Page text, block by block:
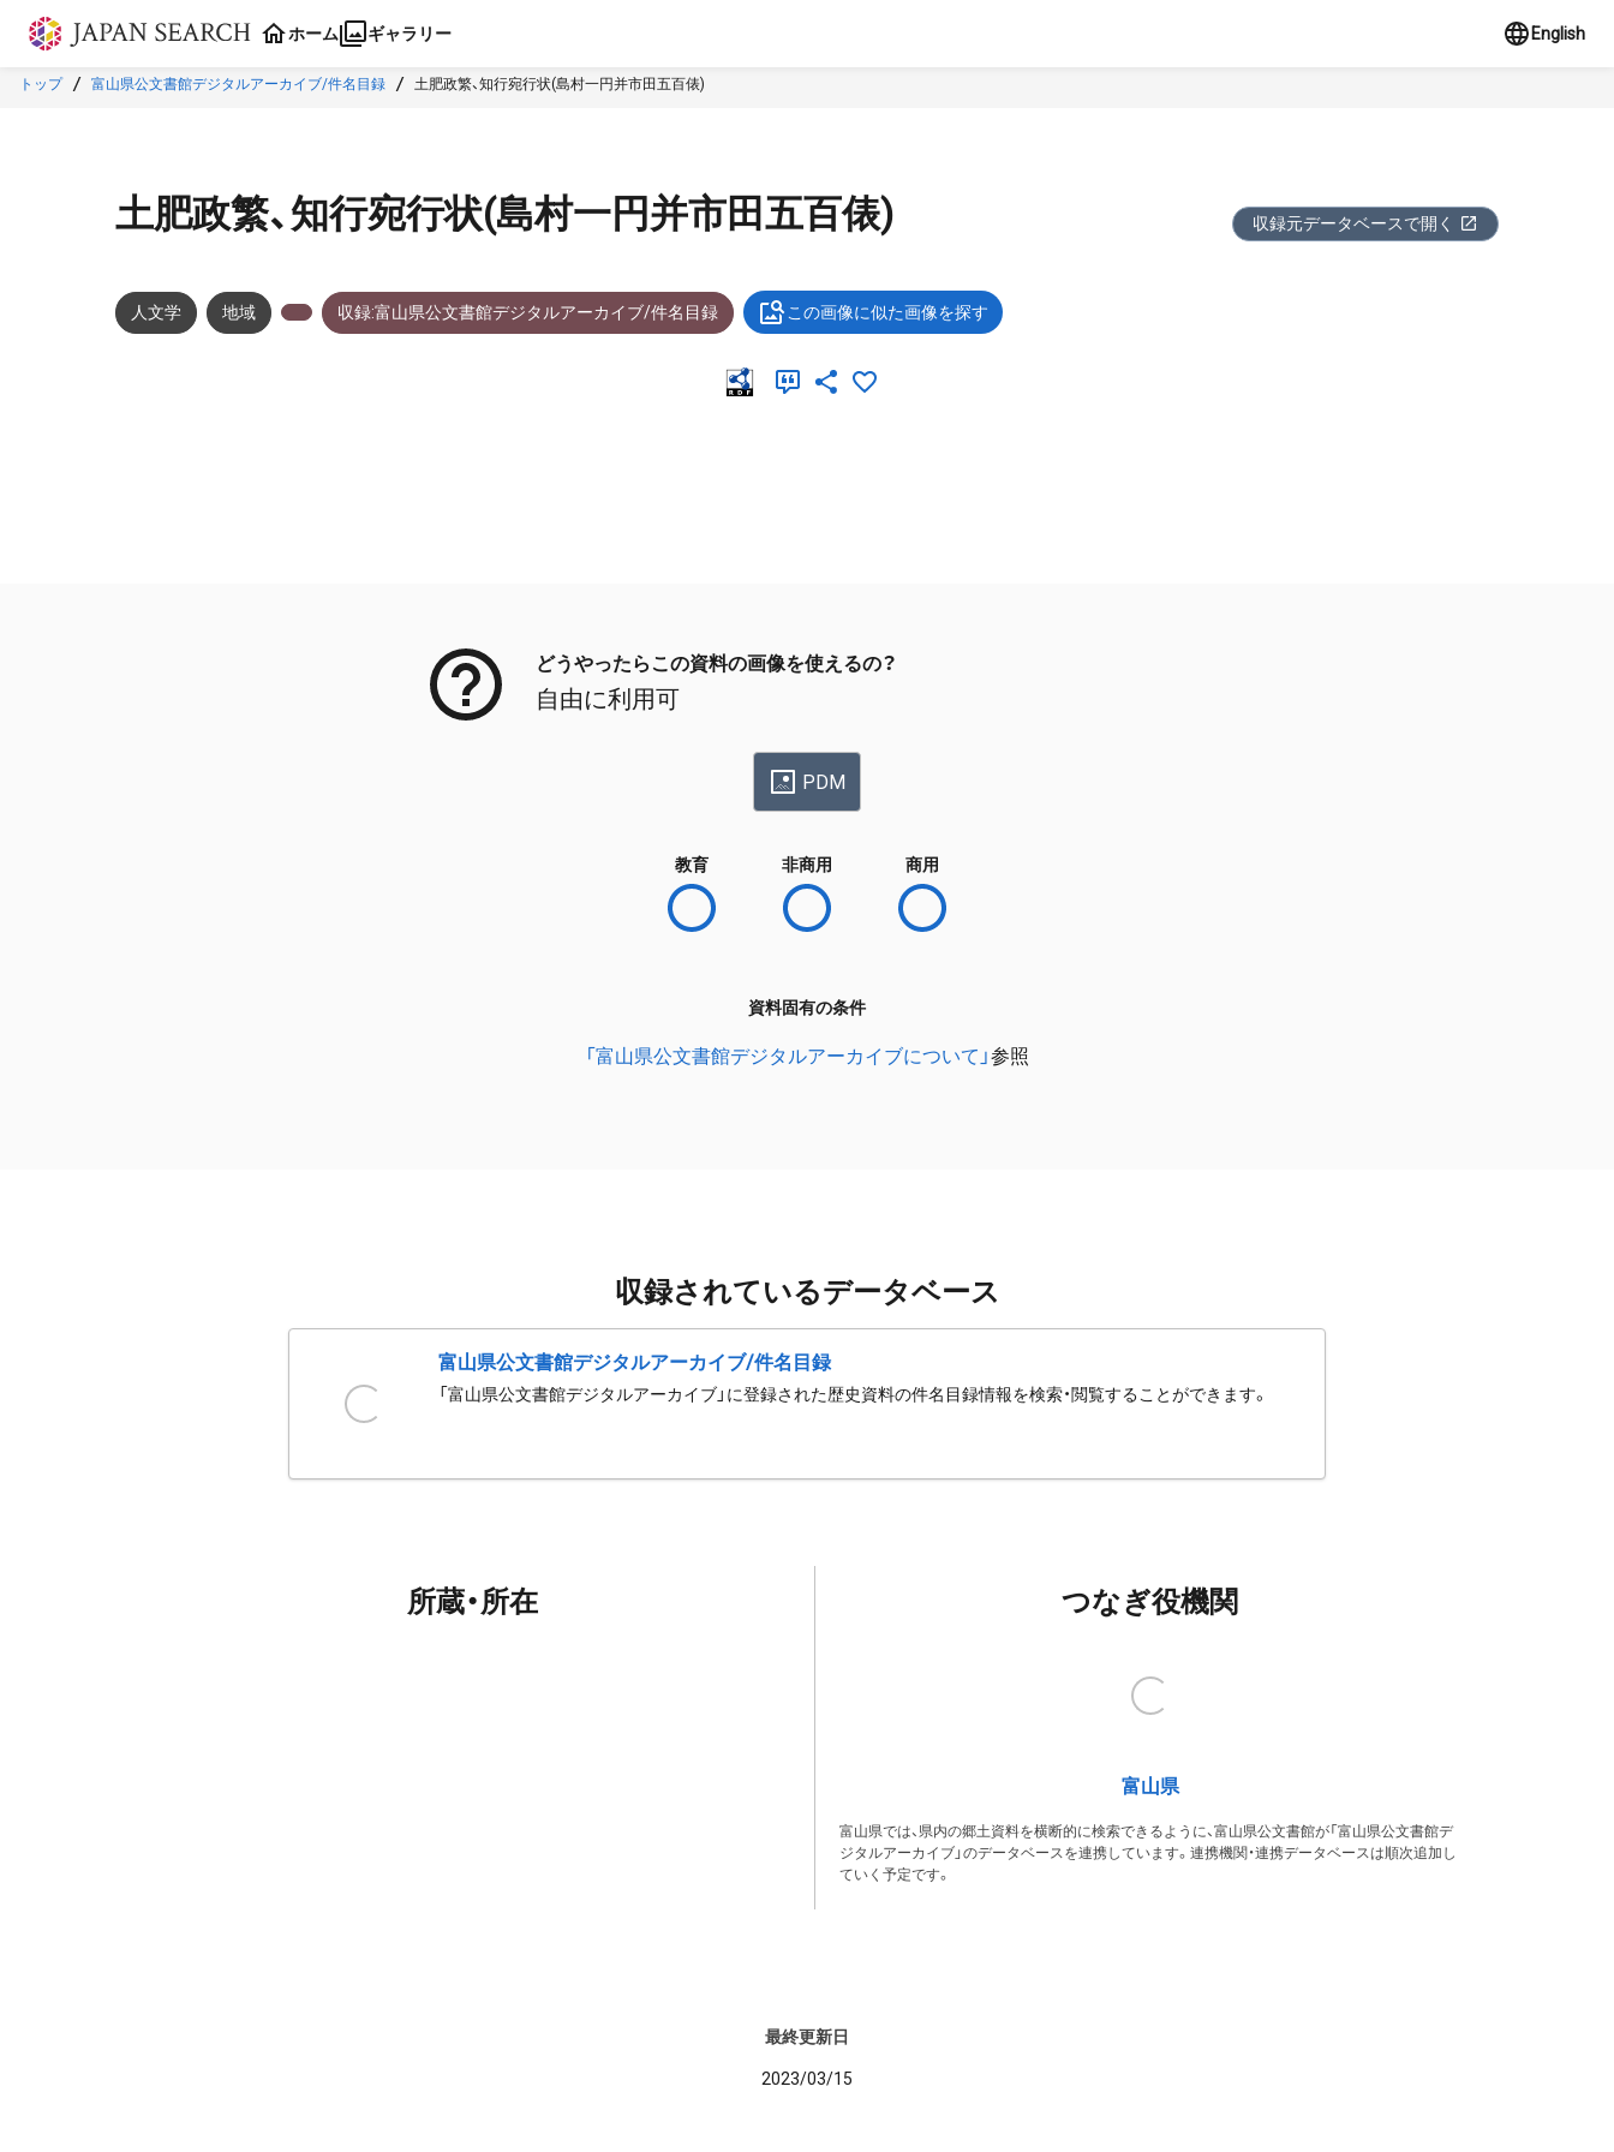
本文に飛ぶ
ホーム ギャラリー English
トップ 富山県公文書館デジタルアーカイブ/件名目録 土肥政繁、知行宛行状(島村一円并市田五百俵)
土肥政繁、知行宛行状(島村一円并市田五百俵) 収録元データベースで開く
人文学 地域 収録:富山県公文書館デジタルアーカイブ/件名目録 この画像に似た画像を探す
どうやったらこの資料の画像を使えるの？
自由に利用可
PDM
教育 非商用 商用
資料固有の条件
「富山県公文書館デジタルアーカイブについて」参照
収録されているデータベース
富山県公文書館デジタルアーカイブ/件名目録
「富山県公文書館デジタルアーカイブ」に登録された歴史資料の件名目録情報を検索・閲覧することができます。
所蔵・所在 つなぎ役機関
富山県
富山県では、県内の郷土資料を横断的に検索できるように、富山県公文書館が「富山県公文書館デ
ジタルアーカイブ」のデータベースを連携しています。連携機関・連携データベースは順次追加し
ていく予定です。
最終更新日
2023/03/15